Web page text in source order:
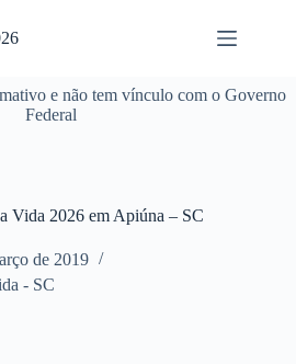
e não tem vínculo com o Governo
Federal
Vida 2026 em Apiúna – SC
de 2019
- SC